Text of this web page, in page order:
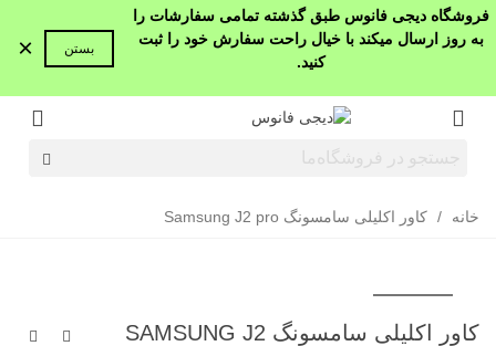
فروشگاه دیجی فانوس طبق گذشته تمامی سفارشات را
به روز ارسال میکند با خیال راحت سفارش خود را ثبت
کنید.
بستن ×
خانه / کاور اکلیلی سامسونگ Samsung J2 pro
کاور اکلیلی سامسونگ SAMSUNG J2